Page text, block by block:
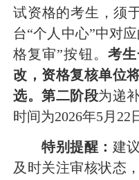
试资格的考生，须
台“个人中心”中对
格复审”按钮 。 考
改， 资格复核单位
选。第二阶段为递
时间为2026年5月 22
特别提醒： 建
及时关注审核状态